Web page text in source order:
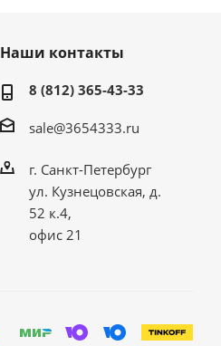
Наши контакты
8 (812) 365-43-33
sale@3654333.ru
г. Санкт-Петербург
ул. Кузнецовская, д.
52 к.4,
офис 21